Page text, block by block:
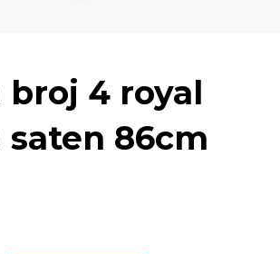
broj 4 royal
saten 86cm